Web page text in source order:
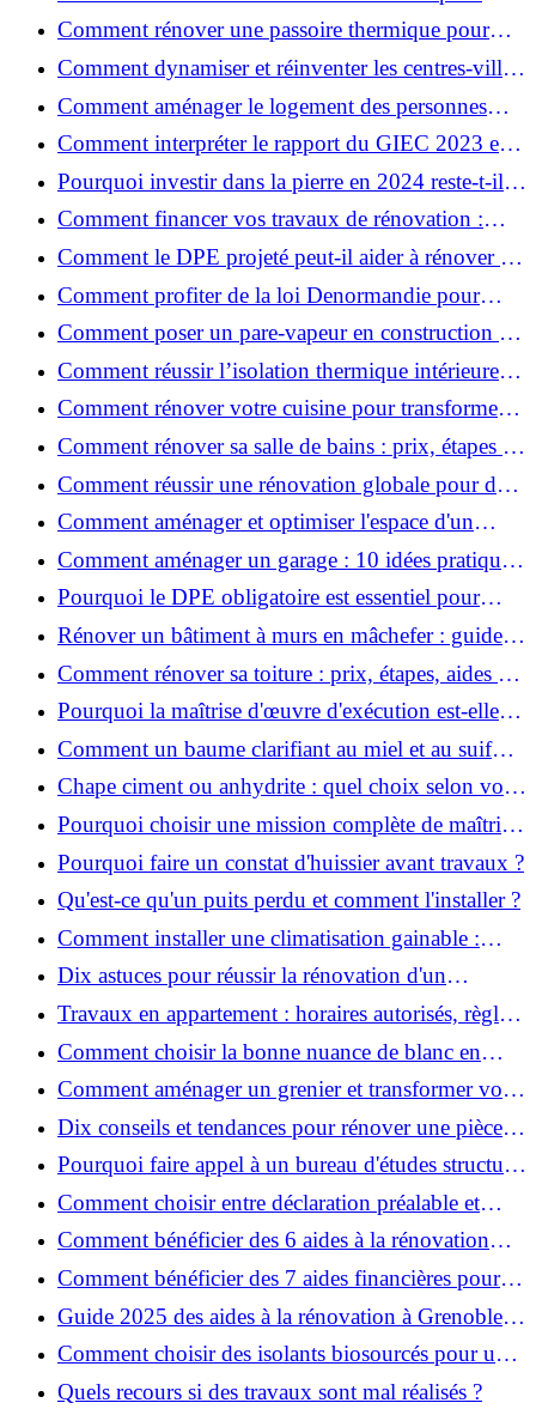
votre rénovation ?
Comment rénover une passoire thermique pour
une maison durable ?
Comment dynamiser et réinventer les centres-villes
avec Action Cœur de Ville ?
Comment aménager le logement des personnes
âgées et obtenir des aides financières ?
Comment interpréter le rapport du GIEC 2023 et
en retenir l'essentiel ?
Pourquoi investir dans la pierre en 2024 reste-t-il
un choix sûr ?
Comment financer vos travaux de rénovation :
aides, prêts et solutions pratiques ?
Comment le DPE projeté peut-il aider à rénover et
valoriser votre bien ?
Comment profiter de la loi Denormandie pour
investir dans l'ancien et défiscaliser ?
Comment poser un pare-vapeur en construction et
rénovation : rôle et erreurs à éviter?
Comment réussir l’isolation thermique intérieure
pour une maison économe en énergie ?
Comment rénover votre cuisine pour transformer
votre espace de vie ?
Comment rénover sa salle de bains : prix, étapes et
astuces ?
Comment réussir une rénovation globale pour des
économies et un confort durables?
Comment aménager et optimiser l'espace d'un
studio : 10 astuces pratiques ?
Comment aménager un garage : 10 idées pratiques
et efficaces ?
Pourquoi le DPE obligatoire est essentiel pour
vendre ou louer un bien ?
Rénover un bâtiment à murs en mâchefer : guide
pratique et solutions
Comment rénover sa toiture : prix, étapes, aides et
réglementation ?
Pourquoi la maîtrise d'œuvre d'exécution est-elle
indispensable pour vos chantiers ?
Comment un baume clarifiant au miel et au suif
peut-il purifier la peau ?
Chape ciment ou anhydrite : quel choix selon votre
projet ?
Pourquoi choisir une mission complète de maîtrise
d’œuvre pour réussir vos projets?
Pourquoi faire un constat d'huissier avant travaux ?
Qu'est-ce qu'un puits perdu et comment l'installer ?
Comment installer une climatisation gainable :
coût, étapes et conseils ?
Dix astuces pour réussir la rénovation d'un
appartement
Travaux en appartement : horaires autorisés, règles
et bonnes pratiques
Comment choisir la bonne nuance de blanc en
décoration et éviter les pièges ?
Comment aménager un grenier et transformer vos
combles en espace habitable ?
Dix conseils et tendances pour rénover une pièce
de la maison
Pourquoi faire appel à un bureau d'études structure
pour garantir la sécurité de vos rénovations ?
Comment choisir entre déclaration préalable et
permis de construire pour vos travaux ?
Comment bénéficier des 6 aides à la rénovation
énergétique à Grenoble ?
Comment bénéficier des 7 aides financières pour la
rénovation énergétique à Voiron ?
Guide 2025 des aides à la rénovation à Grenoble et
Voiron : MaPrimeRénov’, CEE, aides locales
Comment choisir des isolants biosourcés pour une
rénovation écologique ?
Quels recours si des travaux sont mal réalisés ?